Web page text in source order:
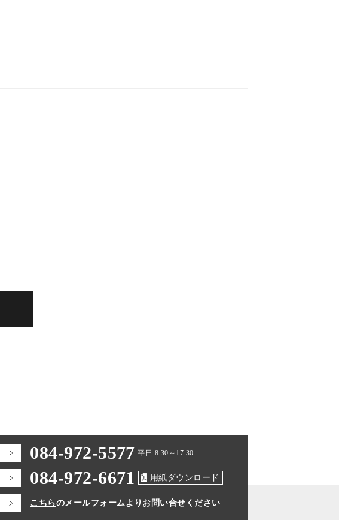
084-972-5577 平日 8:30～17:30
084-972-6671 用紙ダウンロード
こちらのメールフォームより お問い合せください